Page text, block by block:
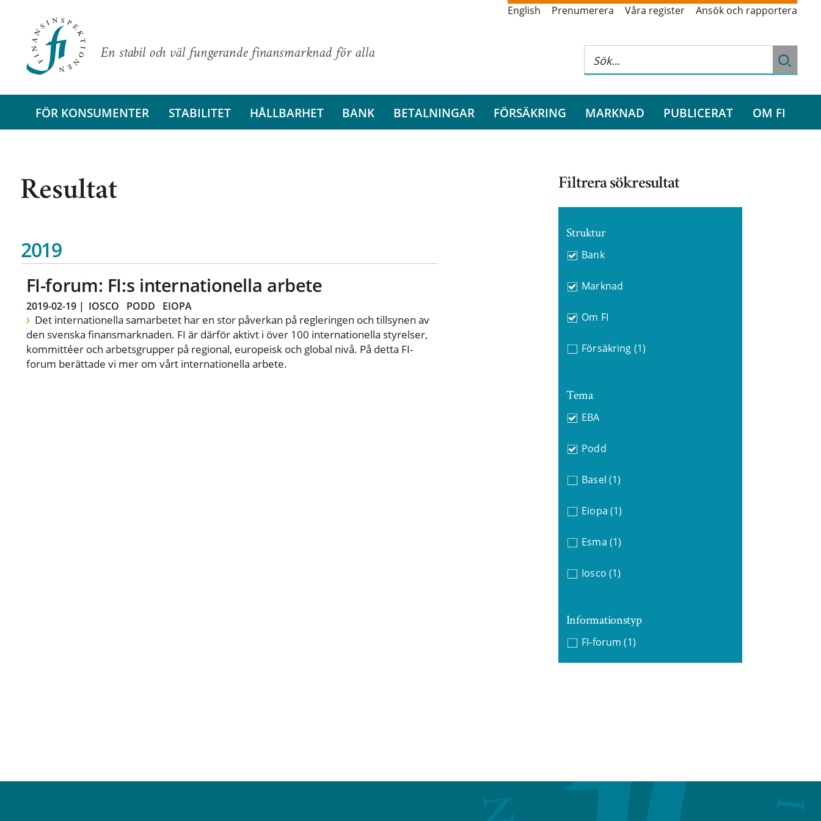
En stabil och väl fungerande finansmarknad för alla
English Prenumerera Våra register Ansök och rapportera
FÖR KONSUMENTER STABILITET HÅLLBARHET BANK BETALNINGAR FÖRSÄKRING MARKNAD PUBLICERAT OM FI
Resultat
2019
FI-forum: FI:s internationella arbete
2019-02-19| IOSCO PODD EIOPA
Det internationella samarbetet har en stor påverkan på regleringen och tillsynen av
den svenska finansmarknaden. FI är därför aktivt i över 100 internationella styrelser,
kommittéer och arbetsgrupper på regional, europeisk och global nivå. På detta FI-
forum berättade vi mer om vårt internationella arbete.
Filtrera sökresultat
Struktur
Bank
Marknad
Om FI
Försäkring (1)
Tema
EBA
Podd
Basel (1)
Eiopa (1)
Esma (1)
Iosco (1)
Informationstyp
FI-forum (1)